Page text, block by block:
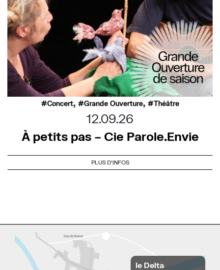
Concert, Grande Ouverture, Théâtre
12.09.26
À petits pas – Cie Parole.Envie
PLUS D'INFOS
le Delta